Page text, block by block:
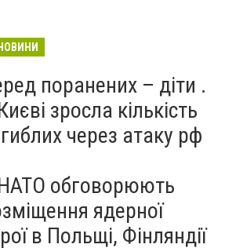
поранених – діти .
зросла кількість
через атаку рф
обговорюють
ядерної
в Польщі, Фінляндії